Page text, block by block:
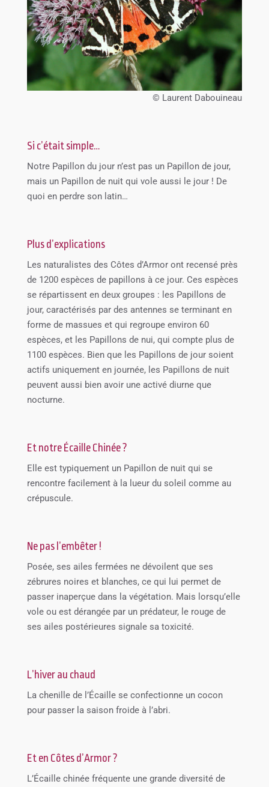
© Laurent Dabouineau
Si c’était simple…
Notre Papillon du jour n’est pas un Papillon de jour,
mais un Papillon de nuit qui vole aussi le jour ! De
quoi en perdre son latin…
Plus d’explications
Les naturalistes des Côtes d’Armor ont recensé près
de 1200 espèces de papillons à ce jour. Ces espèces
se répartissent en deux groupes : les Papillons de
jour, caractérisés par des antennes se terminant en
forme de massues et qui regroupe environ 60
espèces, et les Papillons de nui, qui compte plus de
1100 espèces. Bien que les Papillons de jour soient
actifs uniquement en journée, les Papillons de nuit
peuvent aussi bien avoir une activé diurne que
nocturne.
Et notre Écaille Chinée ?
Elle est typiquement un Papillon de nuit qui se
rencontre facilement à la lueur du soleil comme au
crépuscule.
Ne pas l’embêter !
Posée, ses ailes fermées ne dévoilent que ses
zébrures noires et blanches, ce qui lui permet de
passer inaperçue dans la végétation. Mais lorsqu’elle
vole ou est dérangée par un prédateur, le rouge de
ses ailes postérieures signale sa toxicité.
L’hiver au chaud
La chenille de l’Écaille se confectionne un cocon
pour passer la saison froide à l’abri.
Et en Côtes d’Armor ?
L’Écaille chinée fréquente une grande diversité de